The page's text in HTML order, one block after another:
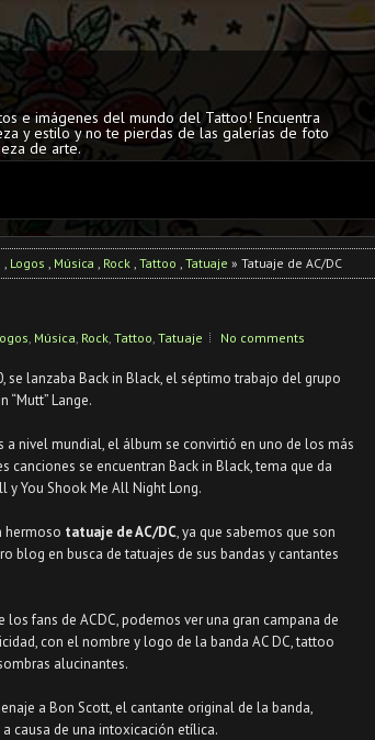
e imágenes del mundo del Tattoo! Encuentra
y estilo y no te pierdas de las galerías de foto
de arte.
, Logos , Música , Rock , Tattoo , Tatuaje » Tatuaje de AC/DC
, Música, Rock, Tattoo, Tatuaje No comments
se lanzaba Back in Black, el séptimo trabajo del grupo
“Mutt” Lange.
a nivel mundial, el álbum se convirtió en uno de los más
canciones se encuentran Back in Black, tema que da
You Shook Me All Night Long.
hermoso tatuaje de AC/DC, ya que sabemos que son
blog en busca de tatuajes de sus bandas y cantantes
fans de ACDC, podemos ver una gran campana de
con el nombre y logo de la banda AC DC, tattoo
alucinantes.
a Bon Scott, el cantante original de la banda,
causa de una intoxicación etílica.